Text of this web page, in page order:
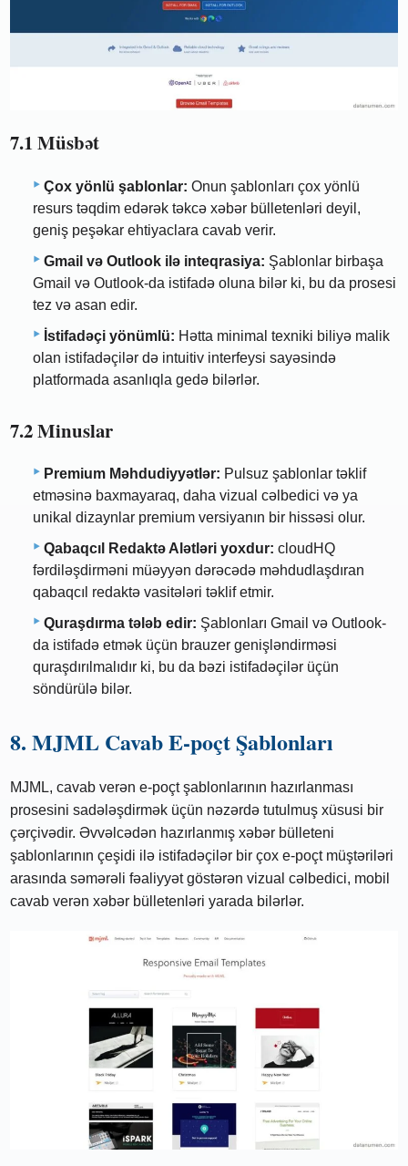
7.1 Müsbət
Çox yönlü şablonlar: Onun şablonları çox yönlü
resurs təqdim edərək təkcə xəbər bülletenləri deyil,
geniş peşəkar ehtiyaclara cavab verir.
Gmail və Outlook ilə inteqrasiya: Şablonlar birbaşa
Gmail və Outlook-da istifadə oluna bilər ki, bu da prosesi
tez və asan edir.
İstifadəçi yönümlü: Hətta minimal texniki biliyə malik
olan istifadəçilər də intuitiv interfeysi sayəsində
platformada asanlıqla gedə bilərlər.
7.2 Minuslar
Premium Məhdudiyyətlər: Pulsuz şablonlar təklif
etməsinə baxmayaraq, daha vizual cəlbedici və ya
unikal dizaynlar premium versiyanın bir hissəsi olur.
Qabaqcıl Redaktə Alətləri yoxdur: cloudHQ
fərdiləşdirməni müəyyən dərəcədə məhdudlaşdıran
qabaqcıl redaktə vasitələri təklif etmir.
Quraşdırma tələb edir: Şablonları Gmail və Outlook-
da istifadə etmək üçün brauzer genişləndirməsi
quraşdırılmalıdır ki, bu da bəzi istifadəçilər üçün
söndürülə bilər.
8. MJML Cavab E-poçt Şablonları
MJML, cavab verən e-poçt şablonlarının hazırlanması
prosesini sadələşdirmək üçün nəzərdə tutulmuş xüsusi bir
çərçivədir. Əvvəlcədən hazırlanmış xəbər bülleteni
şablonlarının çeşidi ilə istifadəçilər bir çox e-poçt müştəriləri
arasında səmərəli fəaliyyət göstərən vizual cəlbedici, mobil
cavab verən xəbər bülletenləri yarada bilərlər.